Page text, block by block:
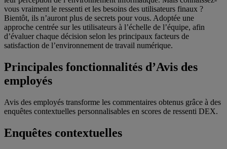
vous vraiment le ressenti et les besoins des utilisateurs finaux ?
Bientôt, ils n’auront plus de secrets pour vous. Adoptée une
approche centrée sur les utilisateurs à l’échelle de l’équipe, afin
d’évaluer chaque décision selon les principaux facteurs de
satisfaction de l’environnement de travail numérique.
Principales fonctionnalités d’Avis des
employés
Avis des employés transforme les commentaires obtenus grâce à des
enquêtes contextuelles personnalisables en scores de ressenti DEX.
Enquêtes contextuelles